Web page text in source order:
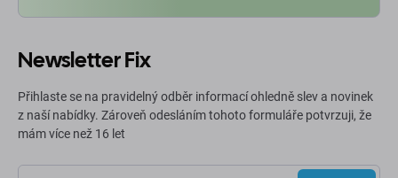
Newsletter Fix
Přihlaste se na pravidelný odběr informací ohledně slev a novinek
z naší nabídky. Zároveň odesláním tohoto formuláře potvrzuji, že
mám více než 16 let